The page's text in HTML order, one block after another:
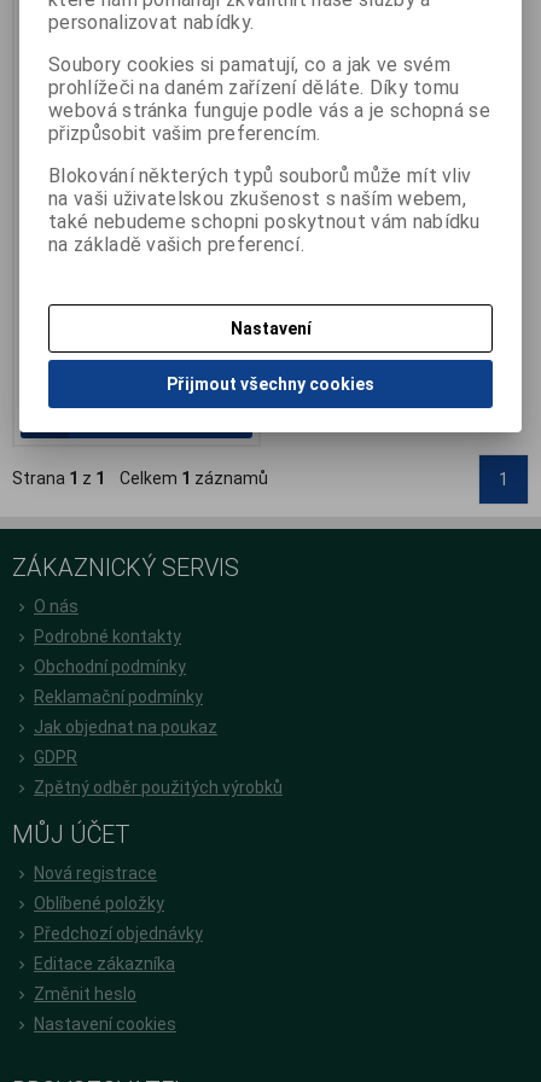
NSK
Katalogové číslo:DN-
PanaSprayPlus
Záruka (měsíců): 6
Přidat do košíku
Strana 1 z 1 Celkem 1 záznamů 1
ZÁKAZNICKÝ SERVIS
O nás
Podrobné kontakty
Obchodní podmínky
Reklamační podmínky
Jak objednat na poukaz
GDPR
Zpětný odběr použitých výrobků
MŮJ ÚČET
Nová registrace
Oblíbené položky
Předchozí objednávky
Editace zákazníka
Změnit heslo
Nastavení cookies
personalizovat nabídky.
Soubory cookies si pamatují, co a jak ve svém
prohlížeči na daném zařízení děláte. Díky tomu
webová stránka funguje podle vás a je schopná se
přizpůsobit vašim preferencím.
Blokování některých typů souborů může mít vliv
na vaši uživatelskou zkušenost s naším webem,
také nebudeme schopni poskytnout vám nabídku
na základě vašich preferencí.
Nastavení
Přijmout všechny cookies